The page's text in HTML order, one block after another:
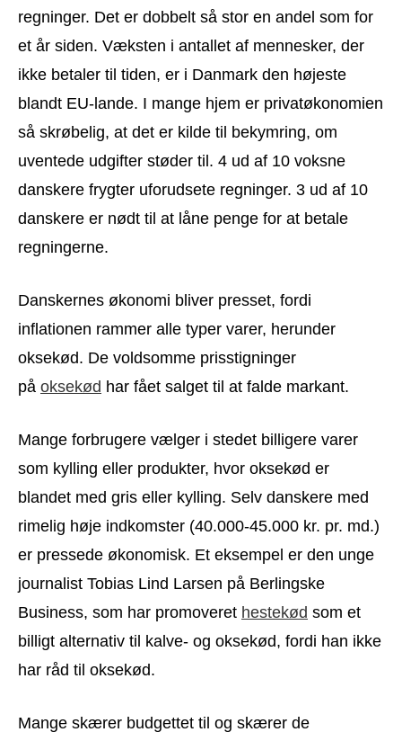
regninger. Det er dobbelt så stor en andel som for
et år siden. Væksten i antallet af mennesker, der
ikke betaler til tiden, er i Danmark den højeste
blandt EU-lande. I mange hjem er privatøkonomien
så skrøbelig, at det er kilde til bekymring, om
uventede udgifter støder til. 4 ud af 10 voksne
danskere frygter uforudsete regninger. 3 ud af 10
danskere er nødt til at låne penge for at betale
regningerne.
Danskernes økonomi bliver presset, fordi
inflationen rammer alle typer varer, herunder
oksekød. De voldsomme prisstigninger
på oksekød har fået salget til at falde markant.
Mange forbrugere vælger i stedet billigere varer
som kylling eller produkter, hvor oksekød er
blandet med gris eller kylling. Selv danskere med
rimelig høje indkomster (40.000-45.000 kr. pr. md.)
er pressede økonomisk. Et eksempel er den unge
journalist Tobias Lind Larsen på Berlingske
Business, som har promoveret hestekød som et
billigt alternativ til kalve- og oksekød, fordi han ikke
har råd til oksekød.
Mange skærer budgettet til og skærer de